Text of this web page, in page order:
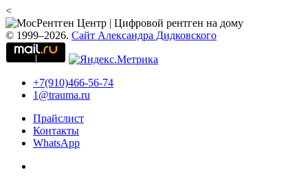
<
© 1999–2026. Сайт Александра Дидковского
+7(910)466-56-74
1@trauma.ru
Прайслист
Контакты
WhatsApp